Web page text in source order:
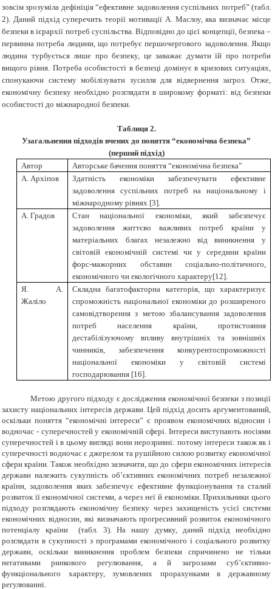
зовсім зрозуміла дефініція “ефективне задоволення суспільних потреб” (табл.
2). Даний підхід суперечить теорії мотивації А. Маслоу, яка визначає місце
безпеки в ієрархії потреб суспільства. Відповідно до цієї концепції, безпека –
первинна потреба людини, що потребує першочергового задоволення. Якщо
людина турбується лише про безпеку, це заважає думати їй про потреби
вищого рівня. Потреба особистості в безпеці домінує в кризових ситуаціях,
спонукаючи систему мобілізувати зусилля для відвернення загроз. Отже,
економічну безпеку необхідно розглядати в широкому форматі: від безпеки
особистості до міжнародної безпеки.
Таблиця 2.
Узагальнення підходів вчених до поняття “економічна безпека”
(перший підхід)
Автор
Авторське бачення поняття “економічна безпека”
А. Архіпов
Здатність економіки забезпечувати ефективне
задоволення суспільних потреб на національному і
міжнародному рівнях [3].
А. Градов
Стан національної економіки, який забезпечує
задоволення життєво важливих потреб країни у
матеріальних благах незалежно від виникнення у
світовій економічній системі чи у середини країни
форс-мажорних обставин соціально-політичного,
економічного чи екологічного характеру[12].
Я. А.
Жаліло
Складна багатофакторна категорія, що характеризує
спроможність національної економіки до розширеного
самовідтворення з метою збалансування задоволення
потреб населення країни, протистояння
дестабілізуючому впливу внутрішніх та зовнішніх
чинників, забезпечення конкурентоспроможності
національної економіки у світовій системі
господарювання [16].
Метою другого підходу є дослідження економічної безпеки з позиції
захисту національних інтересів держави.Цей підхід досить аргументований,
оскільки поняття “економічні інтереси” є проявом економічних відносин і
водночас -суперечностей у економічній сфері. Інтереси виступають носіями
суперечностей і в цьому вигляді вони нерозривні: потому інтереси також як і
суперечності водночас є джерелом та рушійною силою розвитку економічної
сфери країни. Також необхідно зазначити, що до сфери економічних інтересів
держави належить сукупність об’єктивних економічних потреб незалежної
країни, задоволення яких забезпечує ефективне функціонування та сталий
розвиток її економічної системи, а через неї й економіки. Прихильники цього
підходу розглядають економічну безпеку через захищеність усієї системи
економічних відносин, які визначають прогресивний розвиток економічного
потенціалу країни (табл. 3). На нашу думку, даний підхід необхідно
розглядати в сукупності з програмами економічного і соціального розвитку
держави, оскільки виникнення проблем безпеки спричинено не тільки
негативами ринкового регулювання, а й загрозами суб’єктивно-
функціонального характеру, зумовлених прорахунками в державному
регулюванні.